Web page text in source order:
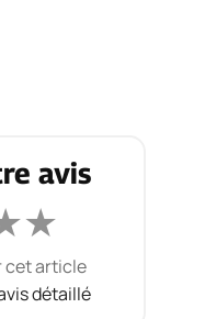
avis
★
cet article
détaillé